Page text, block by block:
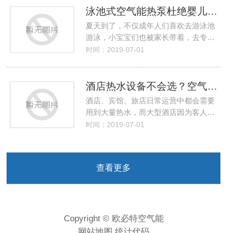
泳池式空气能热泵杜绝婴儿游泳被烫伤
夏天到了，不仅成年人们喜欢去游泳池
游泳，小宝宝们也被家长带着，去专…
时间：2019-07-01
酒店热水设备不会选？空气能热泵帮你忙
酒店、宾馆、旅店日常运营中都会需要
用到大量热水，而大型酒店因为客人…
时间：2019-07-01
查看更多
Copyright © 欧必特空气能